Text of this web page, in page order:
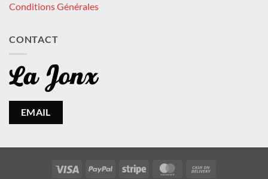
Conditions Générales
CONTACT
EMAIL
Visa PayPal Stripe MasterCard